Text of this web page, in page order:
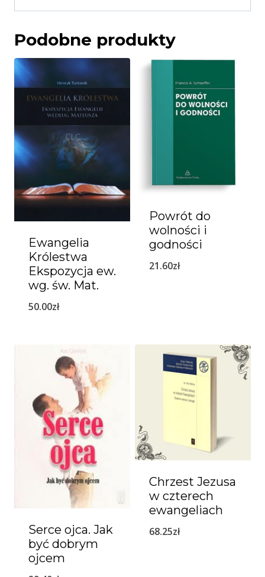
Podobne produkty
Ewangelia
Królestwa
Ekspozycja ew.
wg. św. Mat.
50.00zł
Powrót do
wolności i
godności
21.60zł
Serce ojca. Jak
być dobrym
ojcem
Chrzest Jezusa
w czterech
ewangeliach
68.25zł